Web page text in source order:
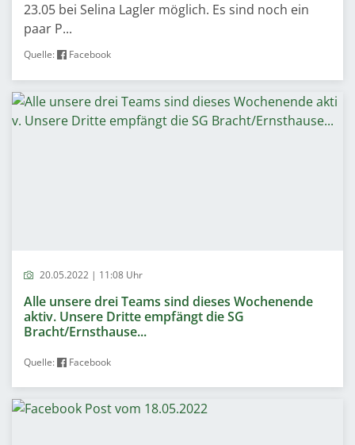
23.05 bei Selina Lagler möglich. Es sind noch ein
paar P...
Quelle: Facebook
20.05.2022 | 11:08 Uhr
Alle unsere drei Teams sind dieses Wochenende
aktiv. Unsere Dritte empfängt die SG
Bracht/Ernsthause...
Quelle: Facebook